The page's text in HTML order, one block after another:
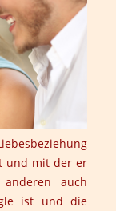
und mit der er
auch
ist und die